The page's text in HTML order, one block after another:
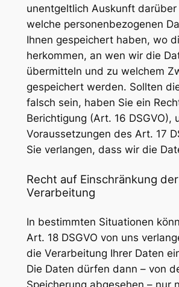
unentgeltlich Auskunft
welche personenbezogenen
Ihnen gespeichert haben, wo
herkommen, an wen wir die
übermitteln und zu welchem
gespeichert werden. Sollten
falsch sein, haben Sie ein
Berichtigung (Art. 16 DSGVO),
Voraussetzungen des Art. 17
Sie verlangen, dass wir die
Recht auf Einschränkung der
Verarbeitung
In bestimmten Situationen
Art. 18 DSGVO von uns
die Verarbeitung Ihrer Daten
Die Daten dürfen dann – von
Speicherung abgesehen – nur